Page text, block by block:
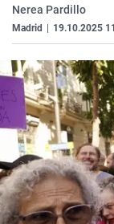
Nerea Pardillo
Madrid 19.10.2025